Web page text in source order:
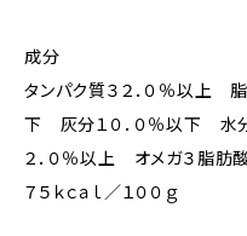
成分
タンパク質３２．０％以上
下 灰分１０．０％以下 水
２．０％以上 オメガ３脂肪
７５ｋｃａｌ／１００ｇ